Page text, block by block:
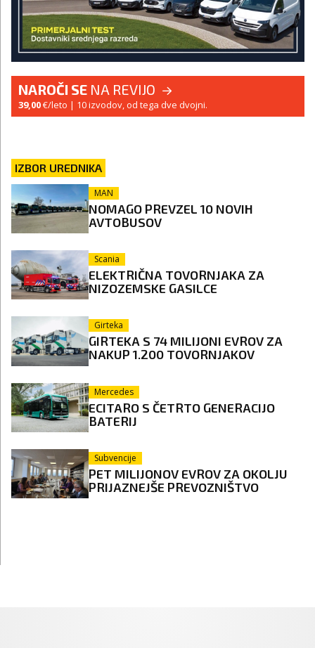
NAROČI SE NA REVIJO
39,00€/leto | 10 izvodov, od tega dve dvojni.
IZBOR UREDNIKA
MAN
NOMAGO PREVZEL 10 NOVIH
AVTOBUSOV
Scania
ELEKTRIČNA TOVORNJAKA ZA
NIZOZEMSKE GASILCE
Girteka
GIRTEKA S 74 MILIJONI EVROV ZA
NAKUP 1.200 TOVORNJAKOV
Mercedes
ECITARO S ČETRTO GENERACIJO
BATERIJ
Subvencije
PET MILIJONOV EVROV ZA OKOLJU
PRIJAZNEJŠE PREVOZNIŠTVO